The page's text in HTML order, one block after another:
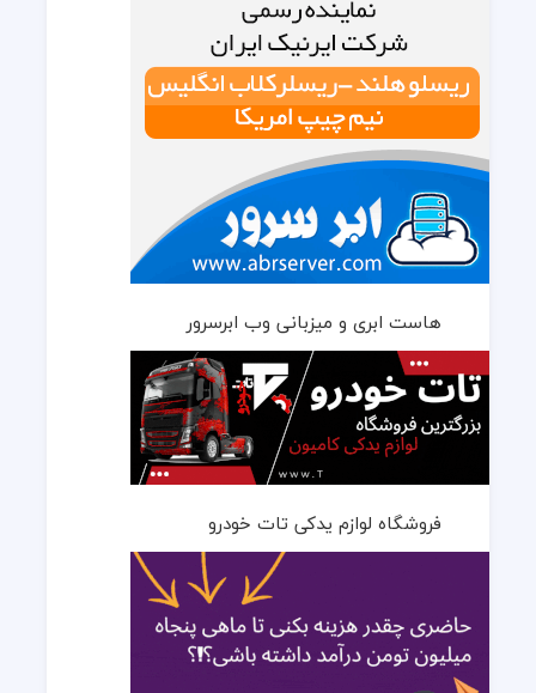
هاست ابری و میزبانی وب ابرسرور
فروشگاه لوازم یدکی تات خودرو